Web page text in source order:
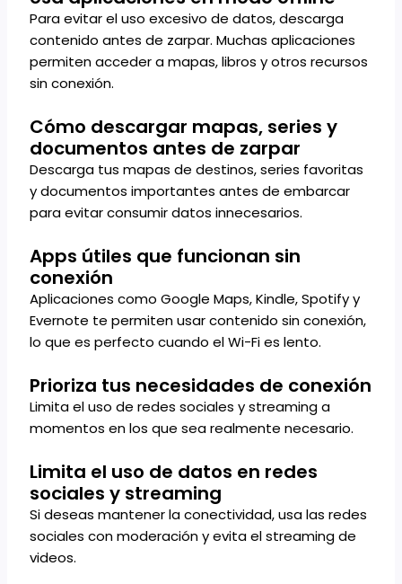
Para evitar el uso excesivo de datos, descarga
contenido antes de zarpar. Muchas aplicaciones
permiten acceder a mapas, libros y otros recursos
sin conexión.
Cómo descargar mapas, series y
documentos antes de zarpar
Descarga tus mapas de destinos, series favoritas
y documentos importantes antes de embarcar
para evitar consumir datos innecesarios.
Apps útiles que funcionan sin
conexión
Aplicaciones como Google Maps, Kindle, Spotify y
Evernote te permiten usar contenido sin conexión,
lo que es perfecto cuando el Wi-Fi es lento.
Prioriza tus necesidades de conexión
Limita el uso de redes sociales y streaming a
momentos en los que sea realmente necesario.
Limita el uso de datos en redes
sociales y streaming
Si deseas mantener la conectividad, usa las redes
sociales con moderación y evita el streaming de
videos.